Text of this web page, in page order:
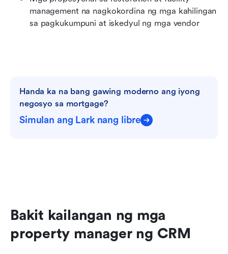
management na nagkokordina ng mga kahilingan
sa pagkukumpuni at iskedyul ng mga vendor
Handa ka na bang gawing moderno ang iyong
negosyo sa mortgage?
Simulan ang Lark nang libre
Bakit kailangan ng mga
property manager ng CRM